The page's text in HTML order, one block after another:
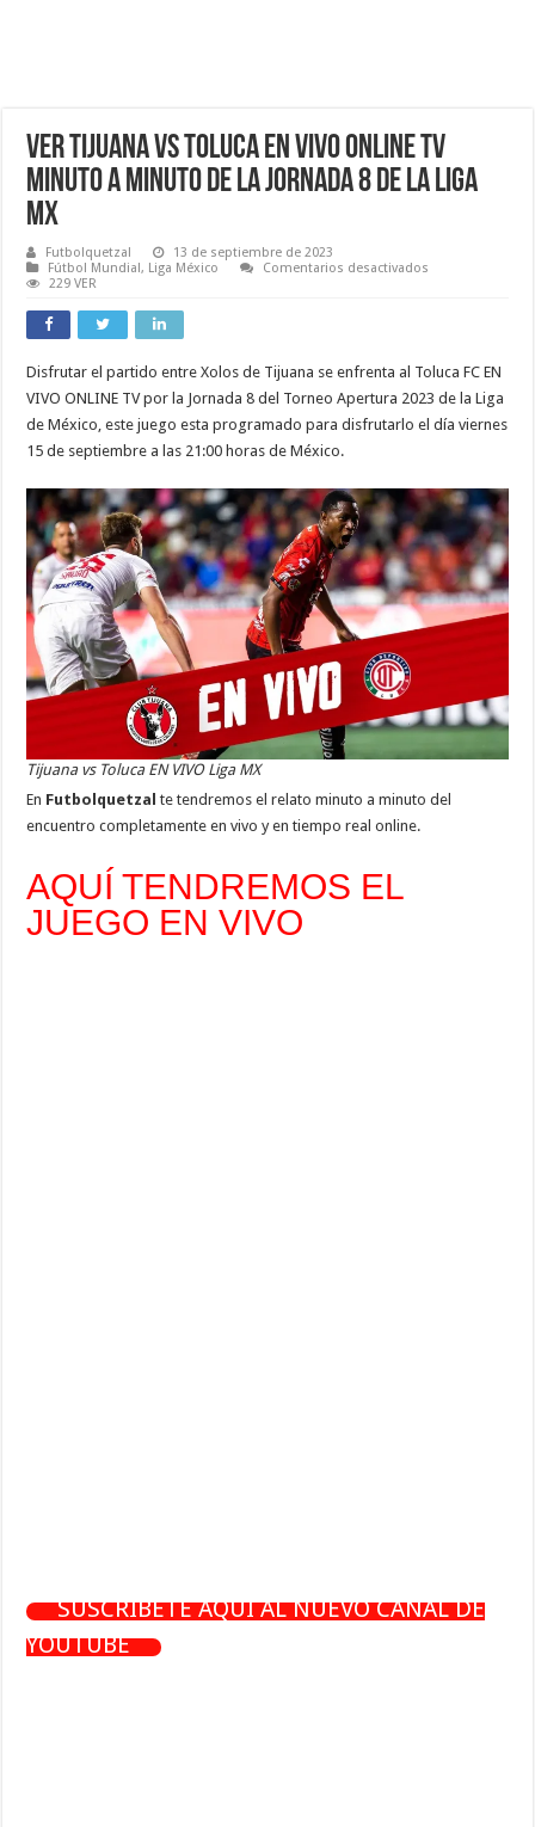
VER Tijuana vs Toluca EN VIVO ONLINE TV
Minuto a minuto de la Jornada 8 de la Liga
MX
Futbolquetzal
13 de septiembre de 2023
Fútbol Mundial, Liga México Comentarios desactivados
ONLINE
TV
Minuto
a
8
de
la
Liga
MX
229 VER
Disfrutar el partido entre Xolos de Tijuana se enfrenta al Toluca FC EN
VIVO ONLINE TV por la Jornada 8 del Torneo Apertura 2023 de la Liga
de México, este juego esta programado para disfrutarlo el día viernes
15 de septiembre a las 21:00 horas de México.
Tijuana vs Toluca EN VIVO Liga MX
En Futbolquetzalte tendremos el relato minuto a minuto del
encuentro completamente en vivo y en tiempo real online.
AQUÍ TENDREMOS EL
JUEGO EN VIVO
SUSCRÍBETE AQUÍ AL NUEVO CANAL DE
YOUTUBE